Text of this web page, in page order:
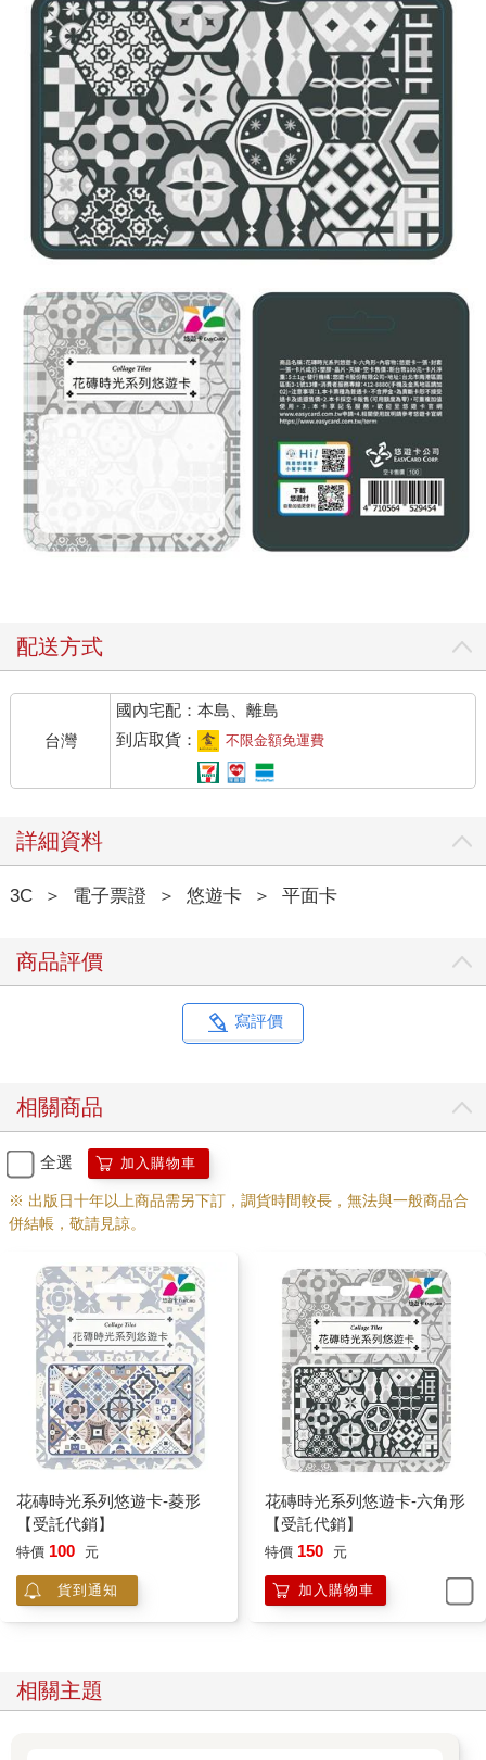
配送方式
台灣
國內宅配：本島、離島
到店取貨：
不限金額免運費
詳細資料
3C ＞ 電子票證 ＞ 悠遊卡 ＞ 平面卡
商品評價
寫評價
相關商品
全選 加入購物車
※ 出版日十年以上商品需另下訂，調貨時間較長，無法與一般商品合
併結帳，敬請見諒。
花磚時光系列悠遊卡-菱形
【受託代銷】
特價 100 元
貨到通知
花磚時光系列悠遊卡-六角形
【受託代銷】
特價 150 元
加入購物車
相關主題